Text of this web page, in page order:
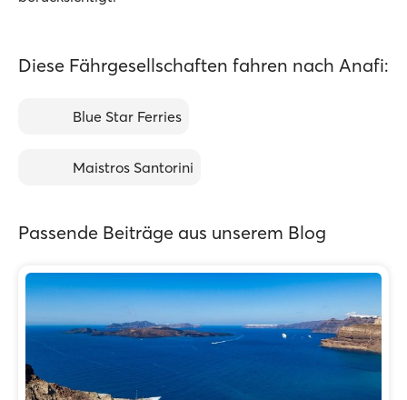
Diese Fährgesellschaften fahren nach Anafi:
Blue Star Ferries
Maistros Santorini
Passende Beiträge aus unserem Blog